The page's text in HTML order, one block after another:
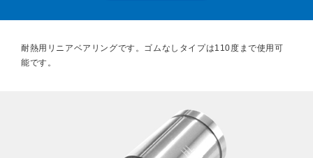
耐熱用リニアベアリングです。ゴムなしタイプは110度まで使用可
能です。